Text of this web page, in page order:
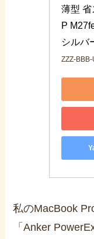
薄型 省
P
シルバ
ZZZ-
私のMacBook
「Anker